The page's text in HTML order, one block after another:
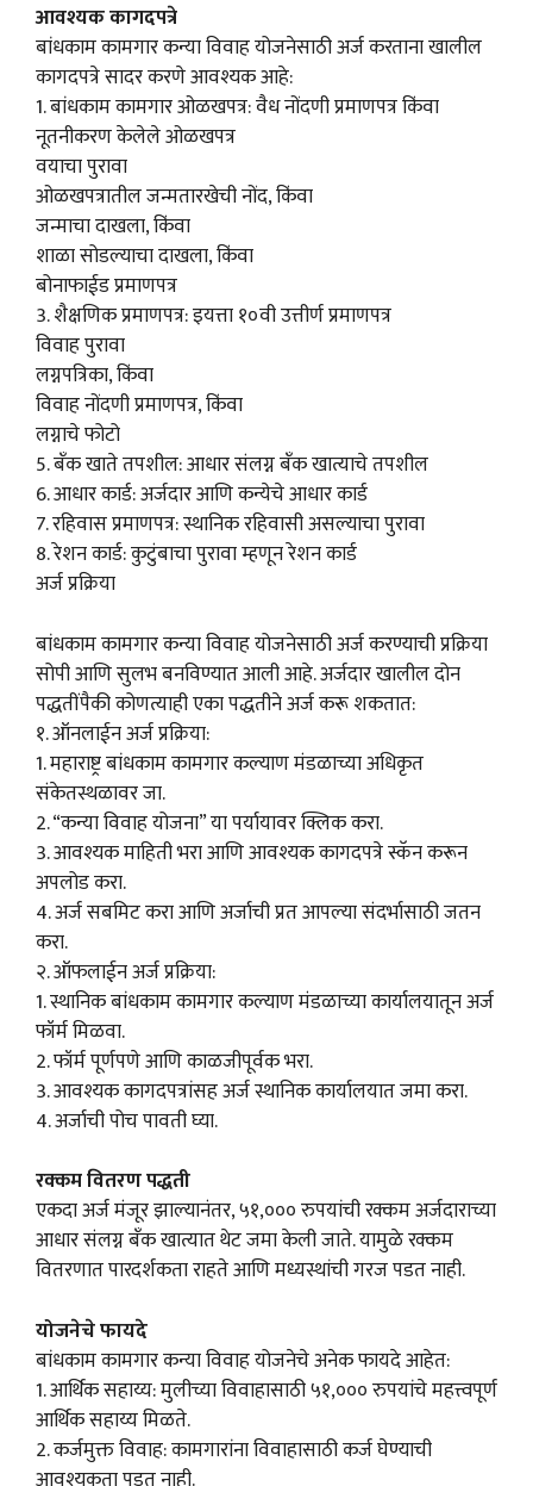
आवश्यक कागदपत्रे
बांधकाम कामगार कन्या विवाह योजनेसाठी अर्ज करताना खालील
कागदपत्रे सादर करणे आवश्यक आहे:
1. बांधकाम कामगार ओळखपत्र: वैध नोंदणी प्रमाणपत्र किंवा
नूतनीकरण केलेले ओळखपत्र
वयाचा पुरावा
ओळखपत्रातील जन्मतारखेची नोंद, किंवा
जन्माचा दाखला, किंवा
शाळा सोडल्याचा दाखला, किंवा
बोनाफाईड प्रमाणपत्र
3. शैक्षणिक प्रमाणपत्र: इयत्ता १०वी उत्तीर्ण प्रमाणपत्र
विवाह पुरावा
लग्नपत्रिका, किंवा
विवाह नोंदणी प्रमाणपत्र, किंवा
लग्नाचे फोटो
5. बँक खाते तपशील: आधार संलग्न बँक खात्याचे तपशील
6. आधार कार्ड: अर्जदार आणि कन्येचे आधार कार्ड
7. रहिवास प्रमाणपत्र: स्थानिक रहिवासी असल्याचा पुरावा
8. रेशन कार्ड: कुटुंबाचा पुरावा म्हणून रेशन कार्ड
अर्ज प्रक्रिया
बांधकाम कामगार कन्या विवाह योजनेसाठी अर्ज करण्याची प्रक्रिया
सोपी आणि सुलभ बनविण्यात आली आहे. अर्जदार खालील दोन
पद्धतींपैकी कोणत्याही एका पद्धतीने अर्ज करू शकतात:
१. ऑनलाईन अर्ज प्रक्रिया:
1. महाराष्ट्र बांधकाम कामगार कल्याण मंडळाच्या अधिकृत
संकेतस्थळावर जा.
2. “कन्या विवाह योजना” या पर्यायावर क्लिक करा.
3. आवश्यक माहिती भरा आणि आवश्यक कागदपत्रे स्कॅन करून
अपलोड करा.
4. अर्ज सबमिट करा आणि अर्जाची प्रत आपल्या संदर्भासाठी जतन
करा.
२. ऑफलाईन अर्ज प्रक्रिया:
1. स्थानिक बांधकाम कामगार कल्याण मंडळाच्या कार्यालयातून अर्ज
फॉर्म मिळवा.
2. फॉर्म पूर्णपणे आणि काळजीपूर्वक भरा.
3. आवश्यक कागदपत्रांसह अर्ज स्थानिक कार्यालयात जमा करा.
4. अर्जाची पोच पावती घ्या.
रक्कम वितरण पद्धती
एकदा अर्ज मंजूर झाल्यानंतर, ५१,००० रुपयांची रक्कम अर्जदाराच्या
आधार संलग्न बँक खात्यात थेट जमा केली जाते. यामुळे रक्कम
वितरणात पारदर्शकता राहते आणि मध्यस्थांची गरज पडत नाही.
योजनेचे फायदे
बांधकाम कामगार कन्या विवाह योजनेचे अनेक फायदे आहेत:
1. आर्थिक सहाय्य: मुलीच्या विवाहासाठी ५१,००० रुपयांचे महत्त्वपूर्ण
आर्थिक सहाय्य मिळते.
2. कर्जमुक्त विवाह: कामगारांना विवाहासाठी कर्ज घेण्याची